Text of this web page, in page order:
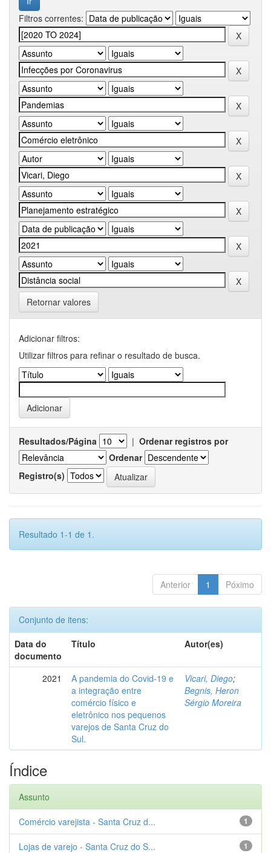
Filtros correntes:
Retornar valores
Adicionar filtros:
Utilizar filtros para refinar o resultado de busca.
Resultados/Página | Ordenar registros por
Ordenar
Registro(s)
Resultado 1-1 de 1.
Anterior 1 Póximo
Conjunto de itens:
Data do
documento
Título Autor(es)
2021
A pandemia do Covid-19 e
a integração entre
comércio físico e
eletrônico nos pequenos
varejos de Santa Cruz do
Sul.
Vicari, Diego;
Begnis, Heron
Sérgio Moreira
Índice
Assunto
1
Comércio varejista - Santa Cruz d...
1
Lojas de varejo - Santa Cruz do S...